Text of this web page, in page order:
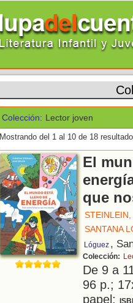
Colección: Lector joven
Mostrando del 1 al 10 de 18
El
que
SANTANA
Lóguez ,
Colección:
De 9 a
96 p.;
papel;